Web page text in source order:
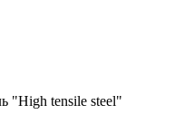
"High tensile steel"